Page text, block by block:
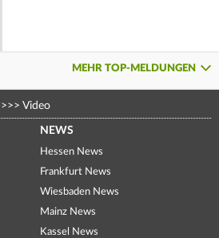
MEHR TOP-MELDUNGEN
>>> Video
NEWS
Hessen News
Frankfurt News
Wiesbaden News
Mainz News
Kassel News